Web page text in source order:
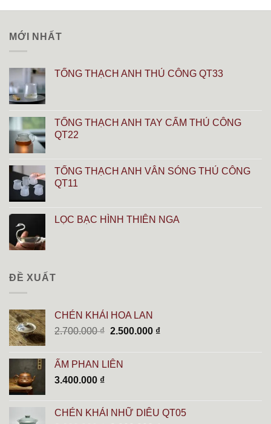
MỚI NHẤT
TỐNG THẠCH ANH THỦ CÔNG QT33
TỐNG THẠCH ANH TAY CẨM THỦ CÔNG
QT22
TỐNG THẠCH ANH VÂN SÓNG THỦ CÔNG
QT11
LỌC BẠC HÌNH THIÊN NGA
ĐỀ XUẤT
CHÉN KHẢI HOA LAN
2.700.000₫ Giá
2.700.000 ₫.
2.500.000 ₫Giá
ẤM PHAN LIÊN
3.400.000 ₫
CHÉN KHẢI NHỮ DIÊU QT05